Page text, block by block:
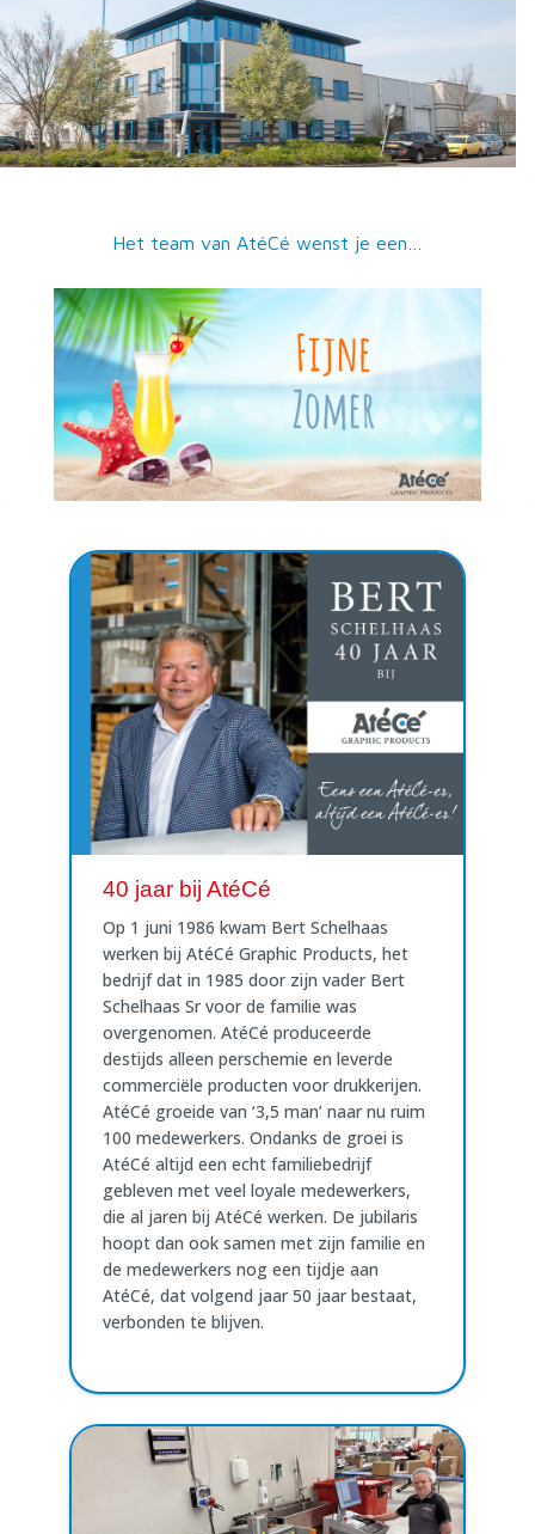
Het team van AtéCé wenst je een…
40 jaar bij AtéCé
Op 1 juni 1986 kwam Bert Schelhaas
werken bij AtéCé Graphic Products, het
bedrijf dat in 1985 door zijn vader Bert
Schelhaas Sr voor de familie was
overgenomen. AtéCé produceerde
destijds alleen perschemie en leverde
commerciële producten voor drukkerijen.
AtéCé groeide van ‘3,5 man’ naar nu ruim
100 medewerkers. Ondanks de groei is
AtéCé altijd een echt familiebedrijf
gebleven met veel loyale medewerkers,
die al jaren bij AtéCé werken. De jubilaris
hoopt dan ook samen met zijn familie en
de medewerkers nog een tijdje aan
AtéCé, dat volgend jaar 50 jaar bestaat,
verbonden te blijven.